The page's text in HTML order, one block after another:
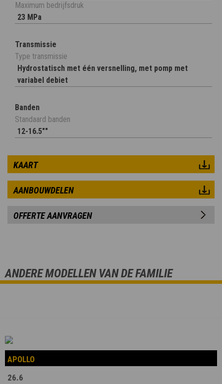
Maximum bedrijfsdruk
23 MPa
Transmissie
Type transmissie
Hydrostatisch met één versnelling, met pomp met
variabel debiet
Banden
Standaard banden
12-16.5""
KAART
AANBOUWDELEN
OFFERTE AANVRAGEN
ANDERE MODELLEN VAN DE FAMILIE
APOLLO
26.6